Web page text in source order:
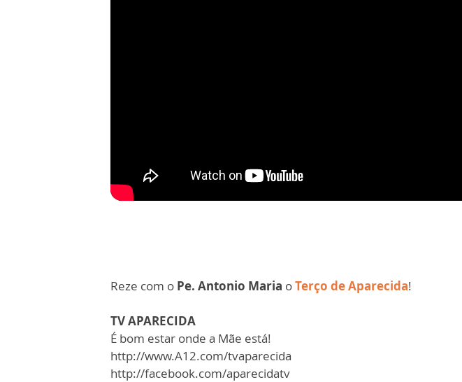
Reze com o Pe. Antonio Maria oTerço de Aparecida!
TV APARECIDA
É bom estar onde a Mãe está!
http://www.A12.com/tvaparecida
http://facebook.com/aparecidatv